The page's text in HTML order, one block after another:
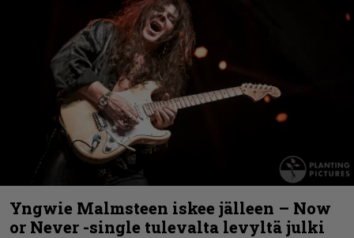
Yngwie Malmsteen iskee jälleen – Now
or Never -single tulevalta levyltä julki